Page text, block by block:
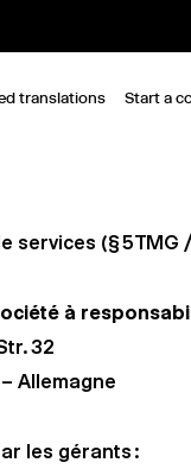
translations Start a
services (§ 5 TMG
à
32
Allemagne
les gérants :